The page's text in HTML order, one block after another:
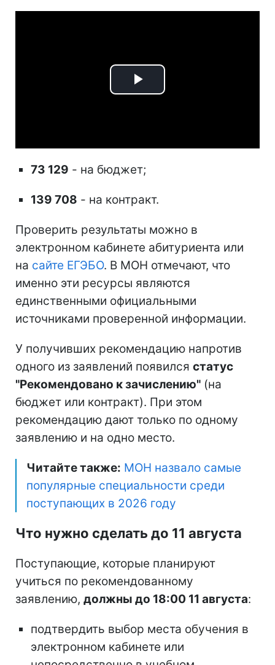
Play
73 129 - на бюджет;
139 708 - на контракт.
Проверить результаты можно в
электронном кабинете абитуриента или
на сайте ЕГЭБО. В МОН отмечают, что
именно эти ресурсы являются
единственными официальными
источниками проверенной информации.
У получивших рекомендацию напротив
одного из заявлений появился статус
"Рекомендовано к зачислению" (на
бюджет или контракт). При этом
рекомендацию дают только по одному
заявлению и на одно место.
Читайте также: МОН назвало самые
популярные специальности среди
поступающих в 2026 году
Что нужно сделать до 11 августа
Поступающие, которые планируют
учиться по рекомендованному
заявлению, должны до 18:00 11 августа:
подтвердить выбор места обучения в
электронном кабинете или